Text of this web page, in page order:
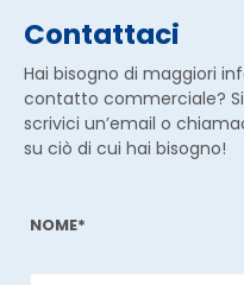
Contattaci
Hai bisogno di maggiori
contatto commerciale?
scrivici un’email o
su ciò di cui hai bisogno!
NOME*